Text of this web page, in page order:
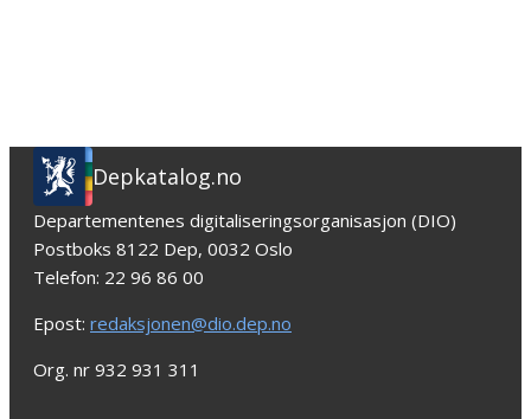
Depkatalog.no
Departementenes digitaliseringsorganisasjon (DIO)
Postboks 8122 Dep, 0032 Oslo
Telefon: 22 96 86 00
Epost: redaksjonen@dio.dep.no
Org. nr 932 931 311